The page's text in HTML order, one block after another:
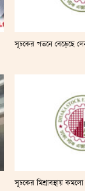
সূচকের পতনে বেড়েছে
সূচকের মিশ্রাবস্থায়